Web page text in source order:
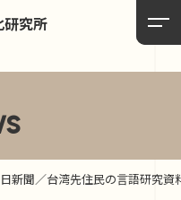
研究所
日新聞／台湾先住民の言語研究